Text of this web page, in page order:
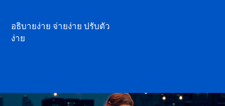
อธิบายง่าย จ่ายง่าย ปรับตัว
ง่าย